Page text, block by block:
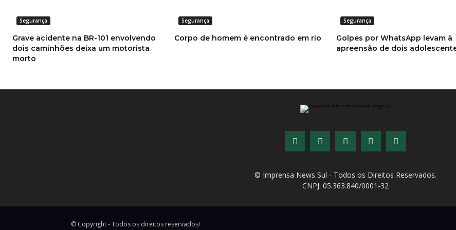
Segurança
Grave acidente na BR-101 envolvendo
dois caminhões deixa um motorista
morto
Segurança
Corpo de homem é encontrado em rio
Segurança
Golpes por WhatsApp levam à
apreensão de dois
© Imprensa News Sul - Todos os Direitos Reservados.
CNPJ: 05.363.840/0001-32
© Copyright - Todos os direitos reservados!